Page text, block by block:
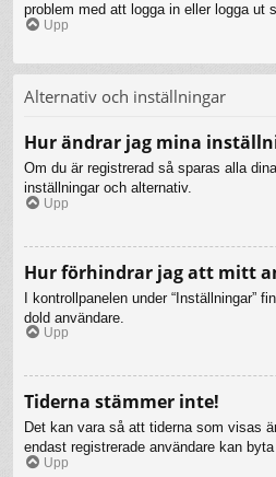
problem med att logga in eller logga ut
Upp
Alternativ och inställningar
Hur ändrar jag mina
Om du är registrerad så sparas alla
inställningar och alternativ.
Upp
Hur förhindrar jag att mitt
I kontrollpanelen under
dold användare.
Upp
Tiderna stämmer inte!
Det kan vara så att tiderna som visas
endast registrerade användare kan
Upp